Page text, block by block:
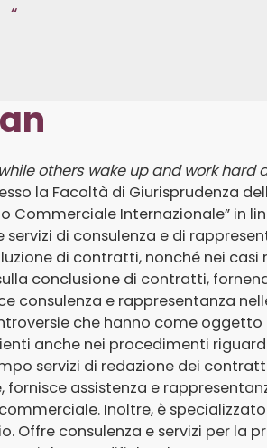
others wake up and work hard
la Facoltà di Giurisprudenza
Commerciale Internazionale” in
di consulenza e di
di contratti, nonché nei
conclusione di contratti,
consulenza e rappresentanza
che hanno come
anche nei procedimenti
servizi di redazione dei
assistenza e
Inoltre, è
Offre consulenza e servizi per la